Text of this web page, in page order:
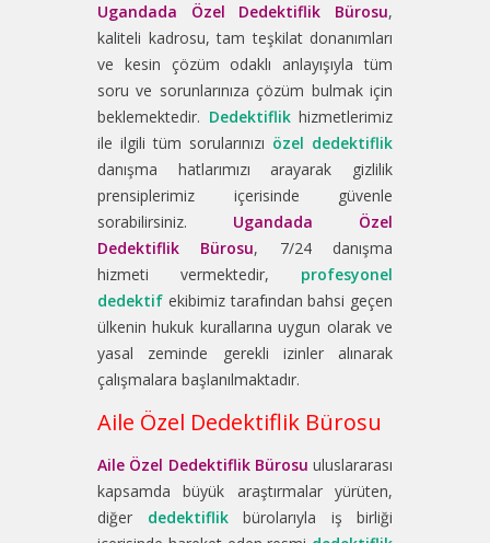
Ugandada Özel Dedektiflik Bürosu,
kaliteli kadrosu, tam teşkilat donanımları
ve kesin çözüm odaklı anlayışıyla tüm
soru ve sorunlarınıza çözüm bulmak için
beklemektedir. Dedektiflikhizmetlerimiz
ile ilgili tüm sorularınızı özel dedektiflik
danışma hatlarımızı arayarak gizlilik
prensiplerimiz içerisinde güvenle
sorabilirsiniz. Ugandada Özel
Dedektiflik Bürosu, 7/24 danışma
hizmeti vermektedir, profesyonel
dedektif ekibimiz tarafından bahsi geçen
ülkenin hukuk kurallarına uygun olarak ve
yasal zeminde gerekli izinler alınarak
çalışmalara başlanılmaktadır.
Aile Özel Dedektiflik Bürosu
Aile Özel Dedektiflik Bürosu uluslararası
kapsamda büyük araştırmalar yürüten,
diğer dedektiflikbürolarıyla iş birliği